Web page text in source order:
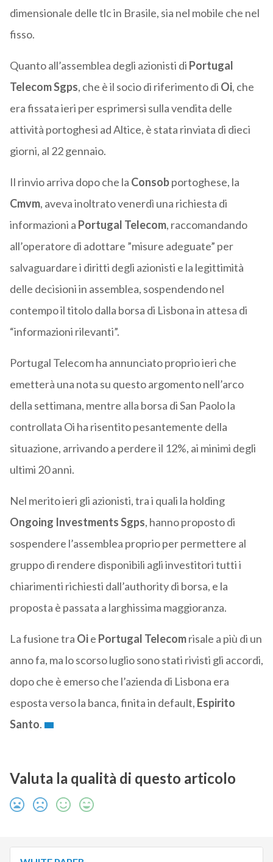
dimensionale delle tlc in Brasile, sia nel mobile che nel
fisso.
Quanto all’assemblea degli azionisti di Portugal
Telecom Sgps, che è il socio di riferimento di Oi, che
era fissata ieri per esprimersi sulla vendita delle
attività portoghesi ad Altice, è stata rinviata di dieci
giorni, al 22 gennaio.
Il rinvio arriva dopo che la Consobportoghese, la
Cmvm, aveva inoltrato venerdì una richiesta di
informazioni a Portugal Telecom, raccomandando
all’operatore di adottare ”misure adeguate” per
salvaguardare i diritti degli azionisti e la legittimità
delle decisioni in assemblea, sospendendo nel
contempo il titolo dalla borsa di Lisbona in attesa di
“informazioni rilevanti”.
Portugal Telecom ha annunciato proprio ieri che
emetterà una nota su questo argomento nell’arco
della settimana, mentre alla borsa di San Paolo la
controllata Oi ha risentito pesantemente della
situazione, arrivando a perdere il 12%, ai minimi degli
ultimi 20 anni.
Nel merito ieri gli azionisti, tra i quali la holding
Ongoing Investments Sgps, hanno proposto di
sospendere l’assemblea proprio per permettere al
gruppo di rendere disponibili agli investitori tutti i
chiarimenti richiesti dall’authority di borsa, e la
proposta è passata a larghissima maggioranza.
La fusione tra Oie Portugal Telecomrisale a più di un
anno fa, ma lo scorso luglio sono stati rivisti gli accordi,
dopo che è emerso che l’azienda di Lisbona era
esposta verso la banca, finita in default, Espirito
Santo.
Valuta la qualità di questo articolo